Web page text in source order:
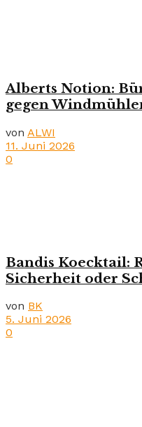
Alberts Notion:
gegen
von ALWI
11. Juni 2026
0
Bandis Koecktail:
Sicherheit oder
von BK
5. Juni 2026
0